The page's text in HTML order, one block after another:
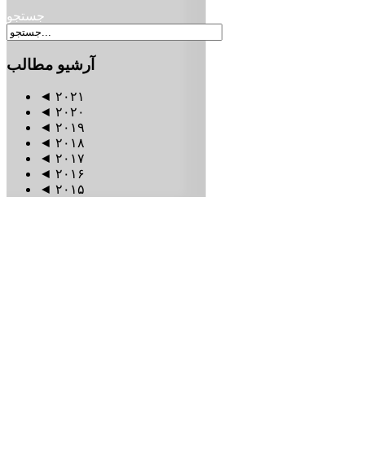
جستجو
آرشیو مطالب
◄ ۲۰۲۱
◄ ۲۰۲۰
◄ ۲۰۱۹
◄ ۲۰۱۸
◄ ۲۰۱۷
◄ ۲۰۱۶
◄ ۲۰۱۵